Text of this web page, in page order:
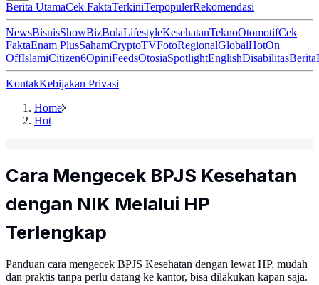
Berita UtamaCek FaktaTerkiniTerpopulerRekomendasi
NewsBisnisShowBizBolaLifestyleKesehatanTeknoOtomotifCek
FaktaEnam PlusSahamCryptoTVFotoRegionalGlobalHotOn
OffIslamiCitizen6OpiniFeedsOtosiaSpotlightEnglishDisabilitasBerita
KontakKebijakan Privasi
Home
Hot
Cara Mengecek BPJS Kesehatan
dengan NIK Melalui HP
Terlengkap
Panduan cara mengecek BPJS Kesehatan dengan lewat HP, mudah
dan praktis tanpa perlu datang ke kantor, bisa dilakukan kapan saja.